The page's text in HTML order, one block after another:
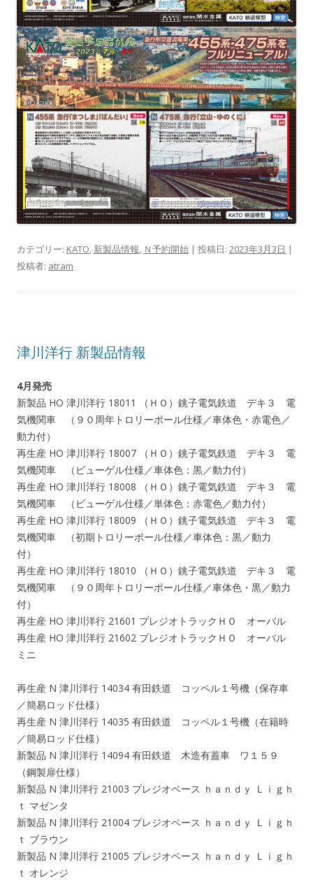
カテゴリー: KATO, 新製品情報, Ｎ予約開始 | 投稿日: 2023年3月3日 |
投稿者: atram
津川洋行 新製品情報
4月発売
新製品 HO 津川洋行 18011 （ＨＯ）銚子電気鉄道 デキ３ 電
気機関車 （９０周年トロリーポール仕様／車体色・赤電色／
動力付）
再生産 HO 津川洋行 18007 （ＨＯ）銚子電気鉄道 デキ３ 電
気機関車 （ビューゲル仕様／車体色：黒／動力付）
再生産 HO 津川洋行 18008 （ＨＯ）銚子電気鉄道 デキ３ 電
気機関車 （ビューゲル仕様／単体色：赤電色／動力付）
再生産 HO 津川洋行 18009 （ＨＯ）銚子電気鉄道 デキ３ 電
気機関車 （初期トロリーポール仕様／車体色：黒／動力
付）
再生産 HO 津川洋行 18010 （ＨＯ）銚子電気鉄道 デキ３ 電
気機関車 （９０周年トロリーポール仕様／車体色・黒／動力
付）
再生産 HO 津川洋行 21601 プレジオトラックＨＯ オーバル
再生産 HO 津川洋行 21602 プレジオトラックＨＯ オーバル
ミニ
再生産 N 津川洋行 14034 有田鉄道 コッペル１号機（保存車
／簡易ロッド仕様）
再生産 N 津川洋行 14035 有田鉄道 コッペル１号機（在籍時
／簡易ロッド仕様）
新製品 N 津川洋行 14094 有田鉄道 木造有蓋車 ワ１５９
（鋼製扉仕様）
新製品 N 津川洋行 21003 プレジオベース ｈａｎｄｙ Ｌｉｇｈ
ｔ マゼンタ
新製品 N 津川洋行 21004 プレジオベース ｈａｎｄｙ Ｌｉｇｈ
ｔ ブラウン
新製品 N 津川洋行 21005 プレジオベース ｈａｎｄｙ Ｌｉｇｈ
ｔ オレンジ